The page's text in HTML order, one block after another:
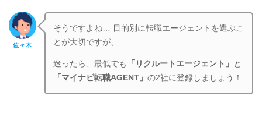
佐々木
そうですよね… 目的別に転職エージェントを選ぶこ
とが大切ですが、
迷ったら、最低でも 「リクルートエージェント」 と
「マイナビ転職AGENT」の2社に登録しましょう！